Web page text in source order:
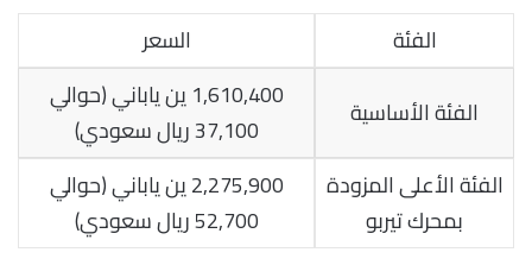
الفئة
السعر
الفئة الأساسية
1,610,400 ين ياباني (حوالي
37,100 ريال سعودي)
الفئة الأعلى المزودة
بمحرك تيربو
2,275,900 ين ياباني (حوالي
52,700 ريال سعودي)